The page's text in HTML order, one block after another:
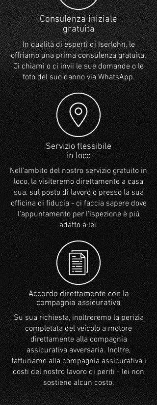
Consulenza iniziale
gratuita
In qualità di esperti di Iserlohn, le
offriamo una prima consulenza gratuita.
Ci chiami o ci invii le sue domande o le
foto del suo danno via WhatsApp.
Servizio flessibile
in loco
Nell'ambito del nostro servizio gratuito in
loco, la visiteremo direttamente a casa
sua, sul posto di lavoro o presso la sua
officina di fiducia - ci faccia sapere dove
l'appuntamento per l'ispezione è più
adatto a lei.
Accordo direttamente con la
compagnia assicurativa
Su sua richiesta, inoltreremo la perizia
completata del veicolo a motore
direttamente alla compagnia
assicurativa avversaria. Inoltre,
fatturiamo alla compagnia assicurativa i
costi del nostro lavoro di periti - lei non
sostiene alcun costo.